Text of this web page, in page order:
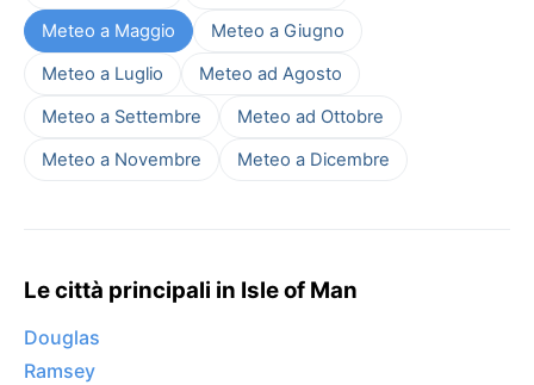
Meteo a Maggio
Meteo a Giugno
Meteo a Luglio
Meteo ad Agosto
Meteo a Settembre
Meteo ad Ottobre
Meteo a Novembre
Meteo a Dicembre
Le città principali in Isle of Man
Douglas
Ramsey